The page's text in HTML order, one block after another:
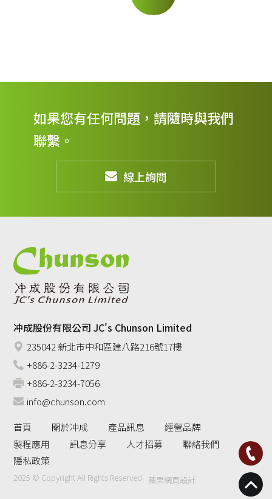
如果您有任何問題，請隨時與我們
聯繫。
線上詢問
冲成股份有限公司 JC's Chunson Limited
235042 新北市中和區建八路216號17樓
+886-2-3234-1279
+886-2-3234-7056
info@chunson.com
首頁 關於冲成 產品訊息
經營品牌
製程應用
訊息分享 人才招募
聯絡我們
隱私政策
2025 © Copyright All Rights Reserved 蘋果網頁設計